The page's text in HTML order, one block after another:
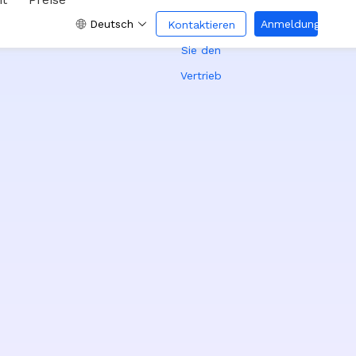
Deutsch
Kontaktieren
Sie den
Vertrieb
Anmeldung